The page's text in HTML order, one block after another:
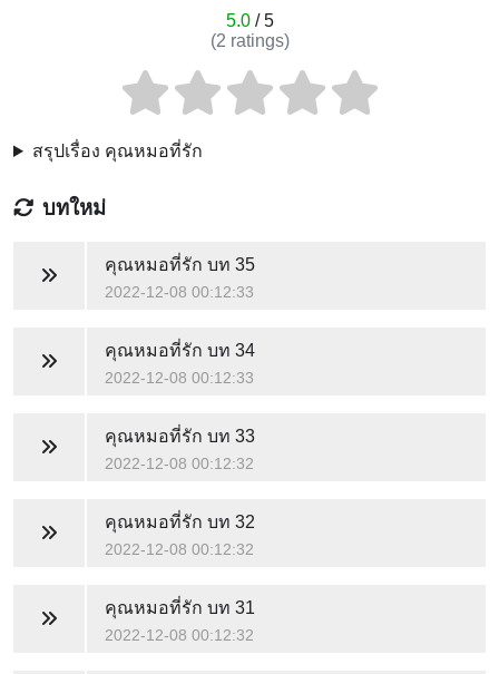
5.0/ 5
(2 ratings)
สรุปเรื่อง คุณหมอที่รัก
บทใหม่
คุณหมอที่รัก บท 35
2022-12-08 00:12:33
คุณหมอที่รัก บท 34
2022-12-08 00:12:33
คุณหมอที่รัก บท 33
2022-12-08 00:12:32
คุณหมอที่รัก บท 32
2022-12-08 00:12:32
คุณหมอที่รัก บท 31
2022-12-08 00:12:32